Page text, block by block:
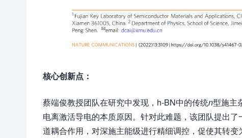
核心创新点：
蔡端俊教授团队在研究中发现，h-BN中的传统n型施主
电离激活导电的本质原因。针对此难题，该团队提出
道耦合作用，对深施主能级进行精细调控，促使其转